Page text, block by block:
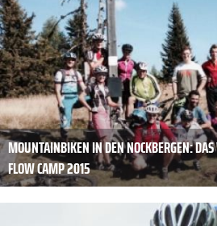
MOUNTAINBIKEN IN DEN NOCKBERGEN:
FLOW CAMP 2015